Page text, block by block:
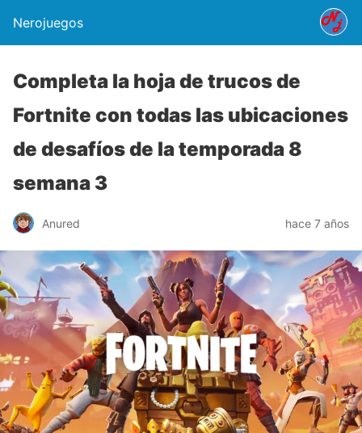
Nerojuegos
Completa la hoja de trucos de
Fortnite con todas las ubicaciones
de desafíos de la temporada 8
semana 3
Anured hace 7 años